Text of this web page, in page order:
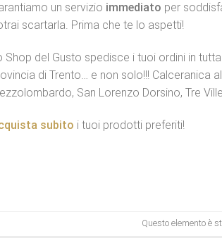
un servizio immediato per
scartarla. Prima che te lo aspetti!
Shop del Gusto spedisce i tuoi ordini in
di Trento… e non solo!!! Calceranica
San Lorenzo Dorsino, Tre
subito i tuoi prodotti preferiti!
Questo elemento è